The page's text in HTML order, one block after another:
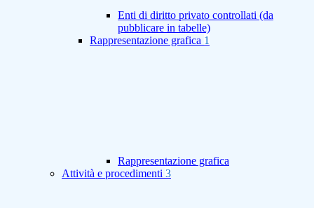
Enti di diritto privato controllati (da
pubblicare in tabelle)
Rappresentazione grafica 1
Rappresentazione grafica
Attività e procedimenti 3